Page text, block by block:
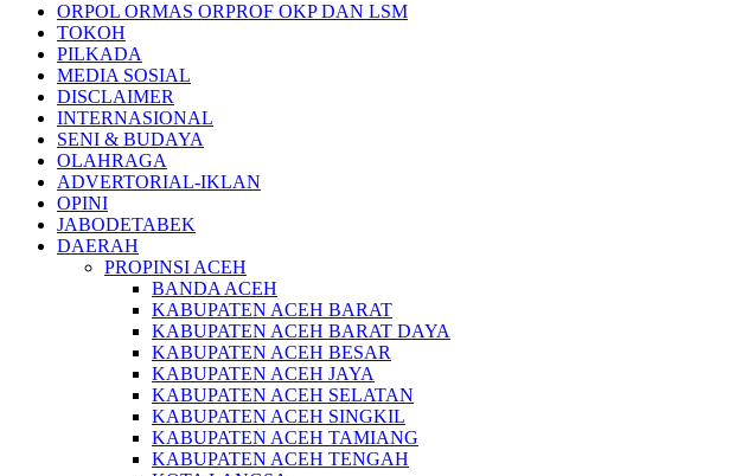
ORPOL ORMAS ORPROF OKP DAN LSM
TOKOH
PILKADA
MEDIA SOSIAL
DISCLAIMER
INTERNASIONAL
SENI & BUDAYA
OLAHRAGA
ADVERTORIAL-IKLAN
OPINI
JABODETABEK
DAERAH
PROPINSI ACEH
BANDA ACEH
KABUPATEN ACEH BARAT
KABUPATEN ACEH BARAT DAYA
KABUPATEN ACEH BESAR
KABUPATEN ACEH JAYA
KABUPATEN ACEH SELATAN
KABUPATEN ACEH SINGKIL
KABUPATEN ACEH TAMIANG
KABUPATEN ACEH TENGAH